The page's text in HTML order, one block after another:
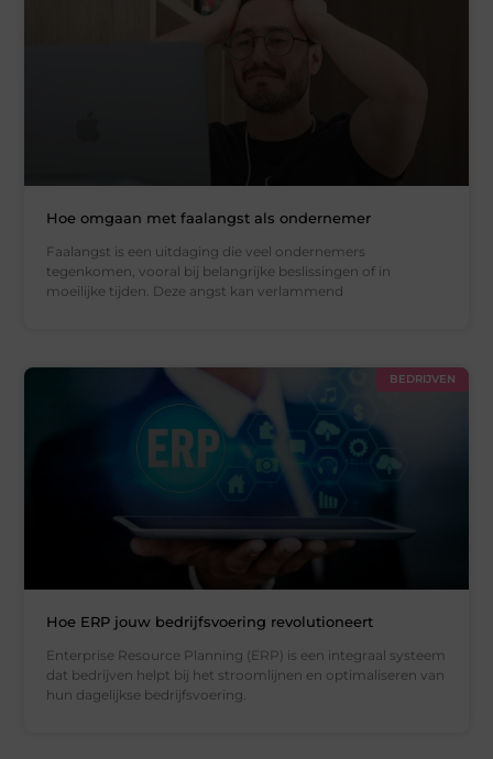
Hoe omgaan met faalangst als ondernemer
Faalangst is een uitdaging die veel ondernemers
tegenkomen, vooral bij belangrijke beslissingen of in
moeilijke tijden. Deze angst kan verlammend
BEDRIJVEN
Hoe ERP jouw bedrijfsvoering revolutioneert
Enterprise Resource Planning (ERP) is een integraal systeem
dat bedrijven helpt bij het stroomlijnen en optimaliseren van
hun dagelijkse bedrijfsvoering.